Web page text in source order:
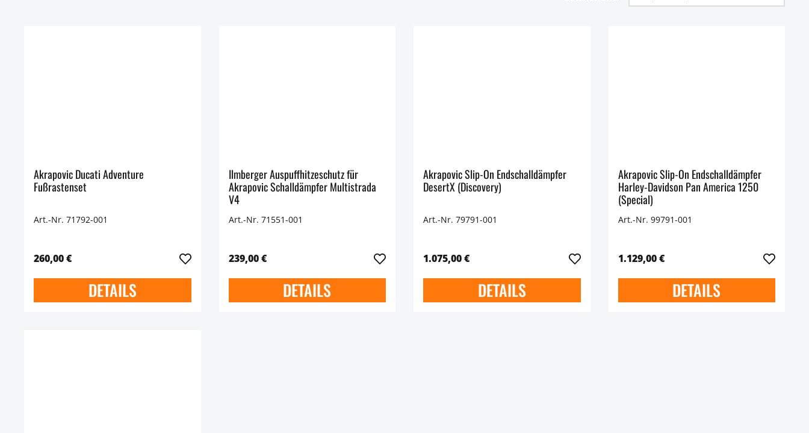
Akrapovic Ducati Adventure
Fußrastenset
Art.-Nr. 71792-001
260,00 €
DETAILS
Ilmberger Auspuffhitzeschutz für
Akrapovic Schalldämpfer Multistrada
V4
Art.-Nr. 71551-001
239,00 €
DETAILS
Akrapovic Slip-On Endschalldämpfer
DesertX (Discovery)
Art.-Nr. 79791-001
1.075,00 €
DETAILS
Akrapovic Slip-On Endschalldämpfer
Harley-Davidson Pan America 1250
(Special)
Art.-Nr. 99791-001
1.129,00 €
DETAILS